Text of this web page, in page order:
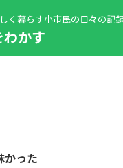
く暮らす小市民の日々の記
かす
かった